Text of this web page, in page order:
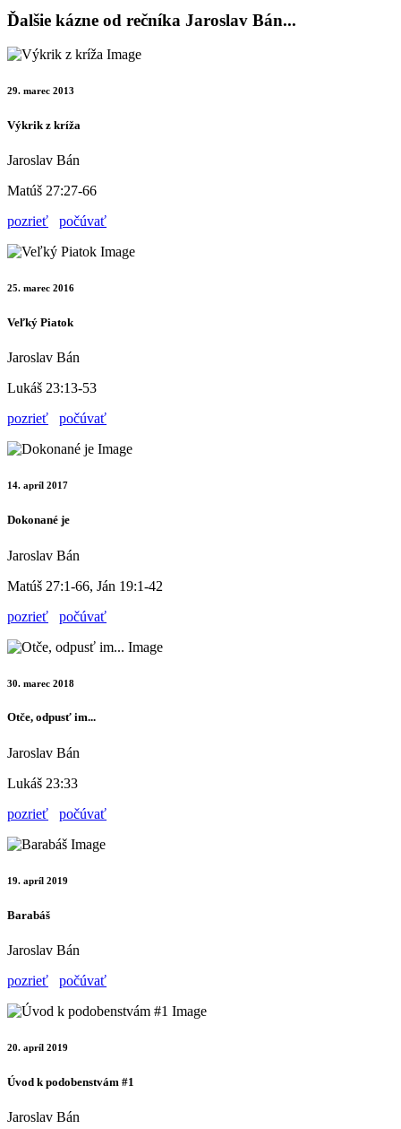
Ďalšie kázne od rečníka Jaroslav Bán...
29. marec 2013
Výkrik z kríža
Jaroslav Bán
Matúš 27:27-66
pozrieť
počúvať
25. marec 2016
Veľký Piatok
Jaroslav Bán
Lukáš 23:13-53
pozrieť
počúvať
14. apríl 2017
Dokonané je
Jaroslav Bán
Matúš 27:1-66, Ján 19:1-42
pozrieť
počúvať
30. marec 2018
Otče, odpusť im...
Jaroslav Bán
Lukáš 23:33
pozrieť
počúvať
19. apríl 2019
Barabáš
Jaroslav Bán
pozrieť
počúvať
20. apríl 2019
Úvod k podobenstvám #1
Jaroslav Bán